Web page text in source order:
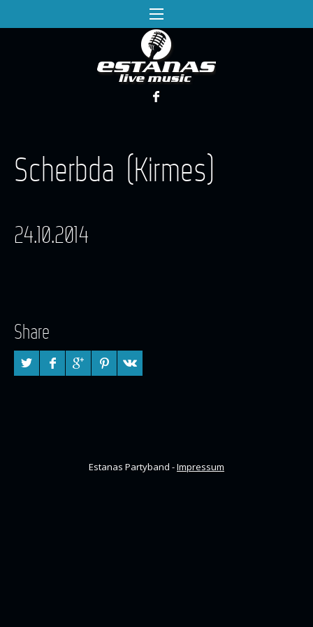
Scherbda (Kirmes)
24.10.2014
Share
Estanas Partyband -Impressum